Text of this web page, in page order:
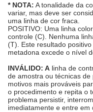
* NOTA: A tonalidade da
variar, mas deve ser
uma linha de cor fraca.
POSITIVO: Uma linha
controle (C). Nenhuma
(T). Este resultado
metadona excede o nível
INVÁLIDO: A linha de
de amostra ou técnicas
motivos mais prováveis
o procedimento e repita o
problema persistir,
imediatamente e entre em